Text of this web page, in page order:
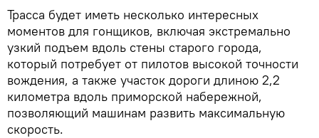
Трасса будет иметь несколько интересных
моментов для гонщиков, включая экстремально
узкий подъем вдоль стены старого города,
который потребует от пилотов высокой точности
вождения, а также участок дороги длиною 2,2
километра вдоль приморской набережной,
позволяющий машинам развить максимальную
скорость.